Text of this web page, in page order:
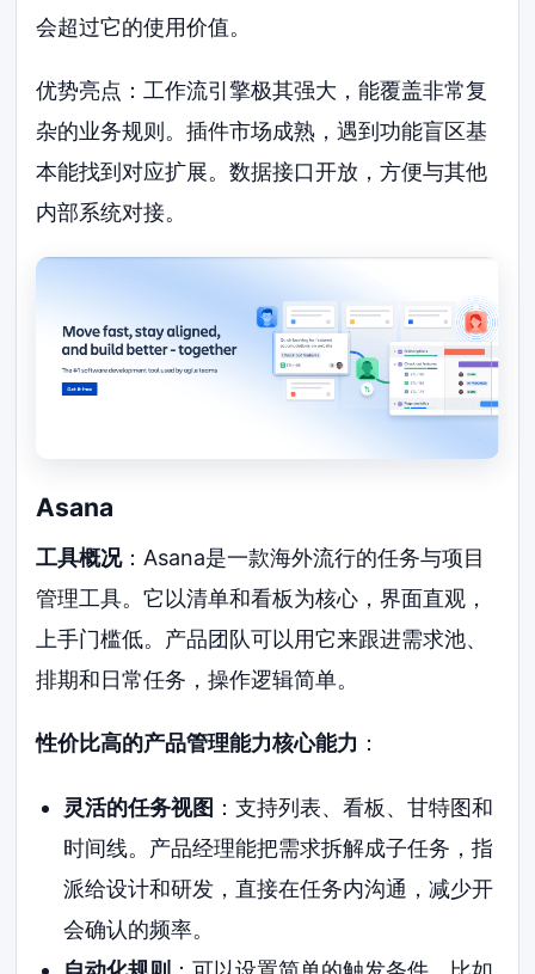
会超过它的使用价值。
优势亮点：工作流引擎极其强大，能覆盖非常复
杂的业务规则。插件市场成熟，遇到功能盲区基
本能找到对应扩展。数据接口开放，方便与其他
内部系统对接。
Asana
工具概况：Asana是一款海外流行的任务与项目
管理工具。它以清单和看板为核心，界面直观，
上手门槛低。产品团队可以用它来跟进需求池、
排期和日常任务，操作逻辑简单。
性价比高的产品管理能力核心能力 ：
灵活的任务视图 ：支持列表、看板、甘特图和
时间线。产品经理能把需求拆解成子任务，指
派给设计和研发，直接在任务内沟通，减少开
会确认的频率。